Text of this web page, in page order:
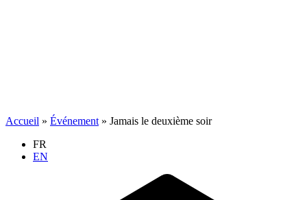
Accueil » Événement » Jamais le deuxième soir
FR
EN